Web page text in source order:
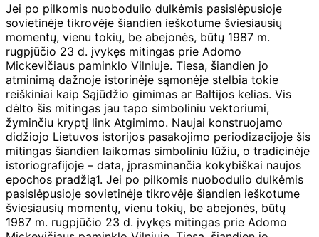
Jei po pilkomis nuobodulio dulkėmis pasislėpusioje
sovietinėje tikrovėje šiandien ieškotume šviesiausių
momentų, vienu tokių, be abejonės, būtų 1987 m.
rugpjūčio 23 d. įvykęs mitingas prie Adomo
Mickevičiaus paminklo Vilniuje. Tiesa, šiandien jo
atminimą dažnoje istorinėje sąmonėje stelbia tokie
reiškiniai kaip Sąjūdžio gimimas ar Baltijos kelias. Vis
dėlto šis mitingas jau tapo simboliniu vektoriumi,
žyminčiu kryptį link Atgimimo. Naujai konstruojamo
didžiojo Lietuvos istorijos pasakojimo periodizacijoje šis
mitingas šiandien laikomas simboliniu lūžiu, o tradicinėje
istoriografijoje – data, įprasminančia kokybiškai naujos
epochos pradžią1. Jei po pilkomis nuobodulio dulkėmis
pasislėpusioje sovietinėje tikrovėje šiandien ieškotume
šviesiausių momentų, vienu tokių, be abejonės, būtų
1987 m. rugpjūčio 23 d. įvykęs mitingas prie Adomo